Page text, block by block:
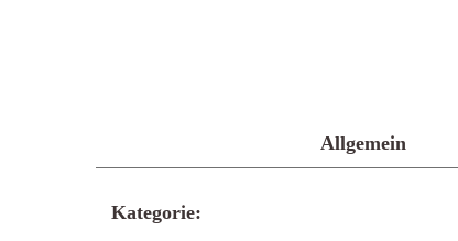
Allgemein
Kategorie: